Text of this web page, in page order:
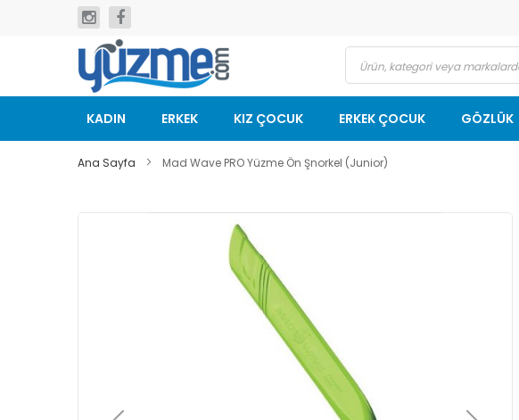
geç
KADIN ERKEK KIZ ÇOCUK ERKEK ÇOCUK GÖZLÜK
Ana Sayfa Mad Wave PRO Yüzme Ön Şnorkel (Junior)